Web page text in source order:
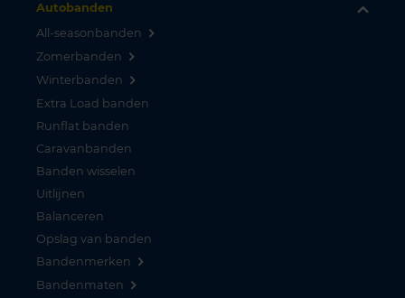
Autobanden
All-seasonbanden
Zomerbanden
Winterbanden
Extra Load banden
Runflat banden
Caravanbanden
Banden wisselen
Uitlijnen
Balanceren
Opslag van banden
Bandenmerken
Bandenmaten